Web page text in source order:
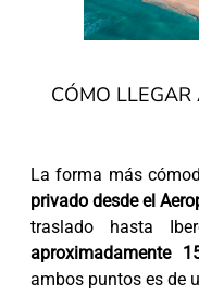
CÓMO LLEGAR
La forma más
privado desde el
traslado hasta
aproximadamente
ambos puntos es de